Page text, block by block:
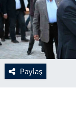
Paylaş